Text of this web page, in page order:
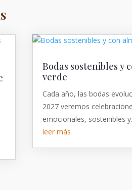
Bodas sostenibles y
verde
Cada año, las bodas
2027 veremos
emocionales, sostenibles
leer más